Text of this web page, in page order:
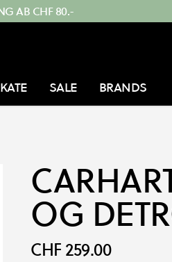
AB CHF 80.-
SALE BRANDS
OG
CHF 259.00